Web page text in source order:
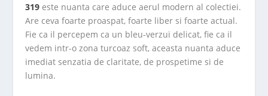
319 este nuanta care aduce aerul modern al colectiei.
Are ceva foarte proaspat, foarte liber si foarte actual.
Fie ca il percepem ca un bleu-verzui delicat, fie ca il
vedem intr-o zona turcoaz soft, aceasta nuanta aduce
imediat senzatia de claritate, de prospetime si de
lumina.